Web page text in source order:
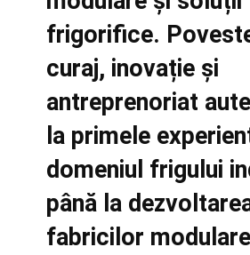
frigorifice.
curaj, inovație și
antreprenoriat
la primele
domeniul frigului
până la
fabricilor